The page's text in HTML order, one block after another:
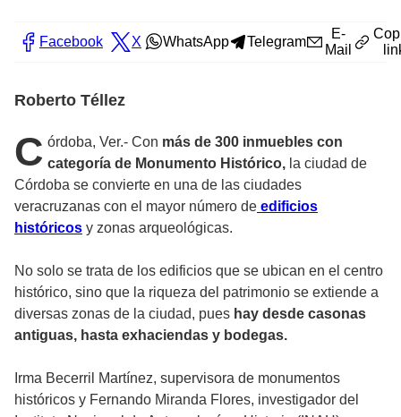
Facebook X WhatsApp Telegram
E-
Mail
Roberto Téllez
C órdoba, Ver.- Con más de 300 inmuebles con
categoría de Monumento Histórico, la ciudad de
Córdoba se convierte en una de las ciudades
veracruzanas con el mayor número de edificios
históricos y zonas arqueológicas.
No solo se trata de los edificios que se ubican en el centro
histórico, sino que la riqueza del patrimonio se extiende a
diversas zonas de la ciudad, pues hay desde casonas
antiguas, hasta exhaciendas y bodegas.
Irma Becerril Martínez, supervisora de monumentos
históricos y Fernando Miranda Flores, investigador del